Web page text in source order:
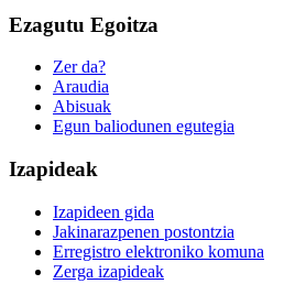
Ezagutu Egoitza
Zer da?
Araudia
Abisuak
Egun baliodunen egutegia
Izapideak
Izapideen gida
Jakinarazpenen postontzia
Erregistro elektroniko komuna
Zerga izapideak